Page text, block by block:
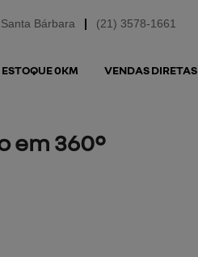
(21) 3578-1661
Santa Bárbara
ESTOQUE 0KM VENDAS DIRETAS
em 360°